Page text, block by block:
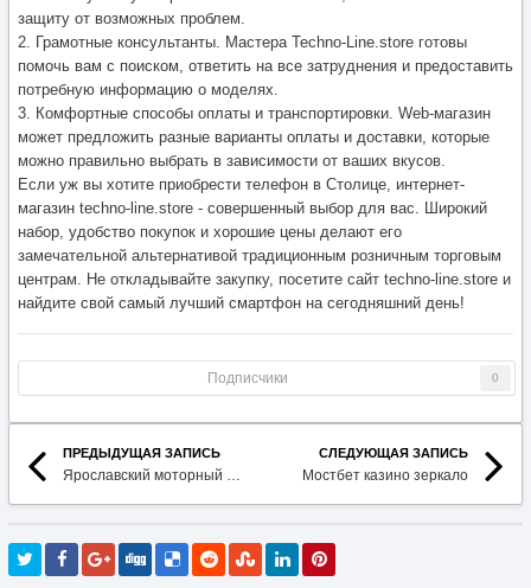
защиту от возможных проблем.
2. Грамотные консультанты. Мастера Techno-Line.store готовы
помочь вам с поиском, ответить на все затруднения и предоставить
потребную информацию о моделях.
3. Комфортные способы оплаты и транспортировки. Web-магазин
может предложить разные варианты оплаты и доставки, которые
можно правильно выбрать в зависимости от ваших вкусов.
Если уж вы хотите приобрести телефон в Столице, интернет-
магазин techno-line.store - совершенный выбор для вас. Широкий
набор, удобство покупок и хорошие цены делают его
замечательной альтернативой традиционным розничным торговым
центрам. Не откладывайте закупку, посетите сайт techno-line.store и
найдите свой самый лучший смартфон на сегодняшний день!
Подписчики 0
ПРЕДЫДУЩАЯ ЗАПИСЬ
Ярославский моторный завод
СЛЕДУЮЩАЯ ЗАПИСЬ
Мостбет казино зеркало